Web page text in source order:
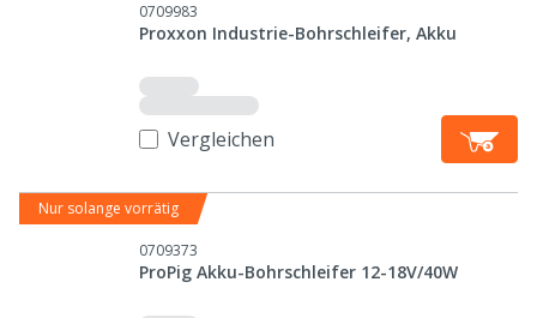
0709983
Proxxon Industrie-Bohrschleifer, Akku
Vergleichen
Nur solange vorrätig
0709373
ProPig Akku-Bohrschleifer 12-18V/40W